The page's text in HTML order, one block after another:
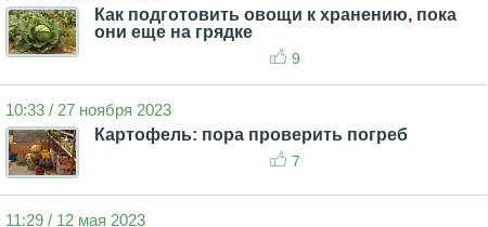
Как подготовить овощи к хранению, пока
они еще на грядке
9
10:33 / 27 ноября 2023
Картофель: пора проверить погреб
7
11:29 / 12 мая 2023